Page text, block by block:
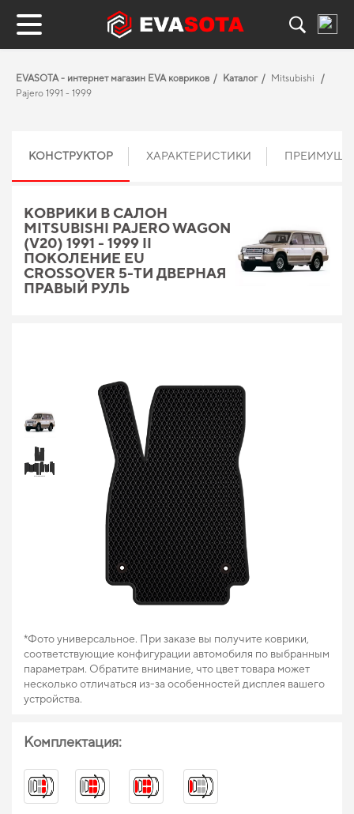
EVASOTA - интернет магазин EVA ковриков Каталог
Mitsubishi
Pajero 1991 - 1999
КОНСТРУКТОР ХАРАКТЕРИСТИКИ
КОВРИКИ В САЛОН
MITSUBISHI PAJERO WAGON
(V20) 1991 - 1999 II
ПОКОЛЕНИЕ EU
CROSSOVER 5-ТИ ДВЕРНАЯ
ПРАВЫЙ РУЛЬ
*Фото универсальное. При заказе вы получите коврики,
соответствующие конфигурации автомобиля по выбранным
параметрам. Обратите внимание, что цвет товара может
несколько отличаться из-за особенностей дисплея вашего
устройства.
Комплектация: